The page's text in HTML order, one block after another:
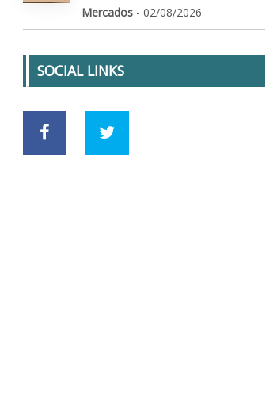
Mercados - 02/08/2026
SOCIAL LINKS